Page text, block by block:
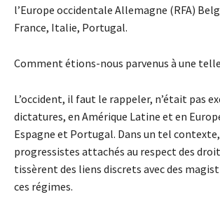
l’Europe occidentale Allemagne (RFA)
France, Italie, Portugal.
Comment étions-nous parvenus à une
L’occident, il faut le rappeler, n’était pas
dictatures, en Amérique Latine et en
Espagne et Portugal. Dans un tel
progressistes attachés au respect des
tissèrent des liens discrets avec des
ces régimes.